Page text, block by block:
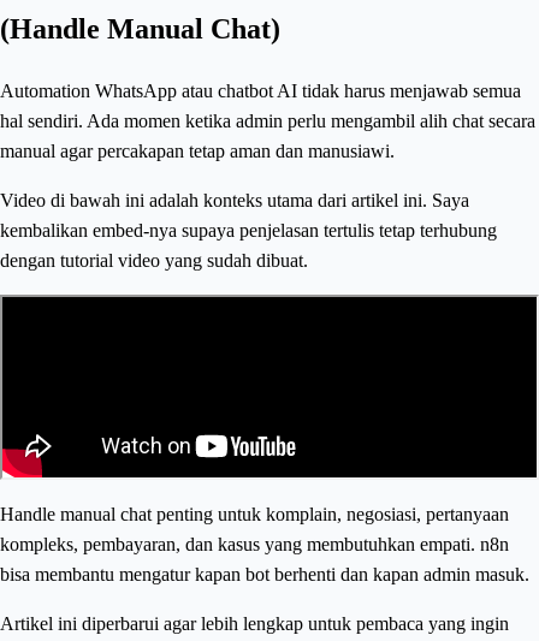
(Handle Manual Chat)
Automation WhatsApp atau chatbot AI tidak harus menjawab semua
hal sendiri. Ada momen ketika admin perlu mengambil alih chat secara
manual agar percakapan tetap aman dan manusiawi.
Video di bawah ini adalah konteks utama dari artikel ini. Saya
kembalikan embed-nya supaya penjelasan tertulis tetap terhubung
dengan tutorial video yang sudah dibuat.
Handle manual chat penting untuk komplain, negosiasi, pertanyaan
kompleks, pembayaran, dan kasus yang membutuhkan empati. n8n
bisa membantu mengatur kapan bot berhenti dan kapan admin masuk.
Artikel ini diperbarui agar lebih lengkap untuk pembaca yang ingin